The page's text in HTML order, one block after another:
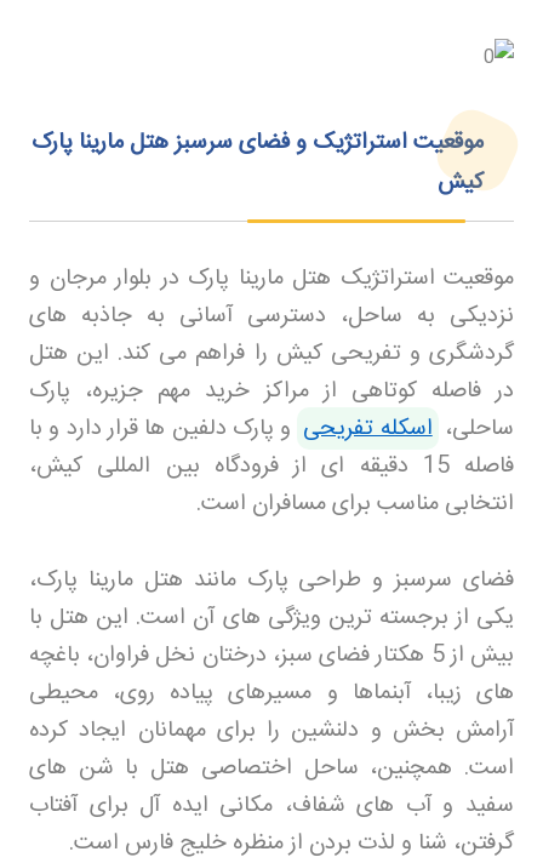
موقعیت استراتژیک و فضای سرسبز هتل مارینا پارک
کیش
موقعیت استراتژیک هتل مارینا پارک در بلوار مرجان و
نزدیکی به ساحل، دسترسی آسانی به جاذبه های
گردشگری و تفریحی کیش را فراهم می کند. این هتل
در فاصله کوتاهی از مراکز خرید مهم جزیره، پارک
ساحلی، اسکله تفریحی و پارک دلفین ها قرار دارد و با
فاصله 15 دقیقه ای از فرودگاه بین المللی کیش،
انتخابی مناسب برای مسافران است.
فضای سرسبز و طراحی پارک مانند هتل مارینا پارک،
یکی از برجسته ترین ویژگی های آن است. این هتل با
بیش از 5 هکتار فضای سبز، درختان نخل فراوان، باغچه
های زیبا، آبنماها و مسیرهای پیاده روی، محیطی
آرامش بخش و دلنشین را برای مهمانان ایجاد کرده
است. همچنین، ساحل اختصاصی هتل با شن های
سفید و آب های شفاف، مکانی ایده آل برای آفتاب
گرفتن، شنا و لذت بردن از منظره خلیج فارس است.